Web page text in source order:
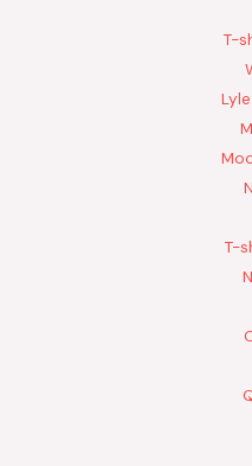
T-
T-